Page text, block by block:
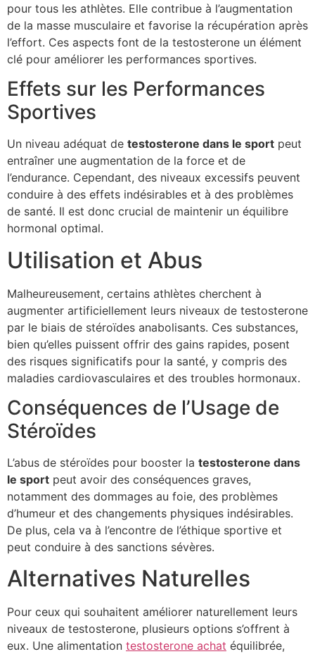
pour tous les athlètes. Elle contribue à l’augmentation
de la masse musculaire et favorise la récupération après
l’effort. Ces aspects font de la testosterone un élément
clé pour améliorer les performances sportives.
Effets sur les Performances
Sportives
Un niveau adéquat de testosterone dans le sport peut
entraîner une augmentation de la force et de
l’endurance. Cependant, des niveaux excessifs peuvent
conduire à des effets indésirables et à des problèmes
de santé. Il est donc crucial de maintenir un équilibre
hormonal optimal.
Utilisation et Abus
Malheureusement, certains athlètes cherchent à
augmenter artificiellement leurs niveaux de testosterone
par le biais de stéroïdes anabolisants. Ces substances,
bien qu’elles puissent offrir des gains rapides, posent
des risques significatifs pour la santé, y compris des
maladies cardiovasculaires et des troubles hormonaux.
Conséquences de l’Usage de
Stéroïdes
L’abus de stéroïdes pour booster la testosterone dans
le sport peut avoir des conséquences graves,
notamment des dommages au foie, des problèmes
d’humeur et des changements physiques indésirables.
De plus, cela va à l’encontre de l’éthique sportive et
peut conduire à des sanctions sévères.
Alternatives Naturelles
Pour ceux qui souhaitent améliorer naturellement leurs
niveaux de testosterone, plusieurs options s’offrent à
eux. Une alimentation testosterone achat équilibrée,